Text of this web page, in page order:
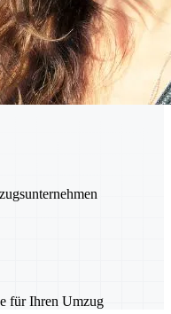
für Ihren Umzug